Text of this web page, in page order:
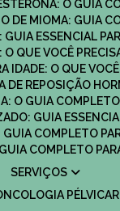
O GUIA
DE MIOMA: GUIA
GUIA ESSENCIAL
QUE VOCÊ
IDADE: O QUE
DE REPOSIÇÃO
O GUIA
GUIA
GUIA COMPLETO
COMPLETO
SERVIÇOS
ONCOLOGIA PÉLVICA